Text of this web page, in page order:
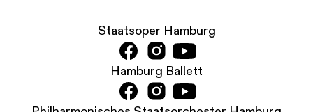
Staatsoper Hamburg
Hamburg Ballett